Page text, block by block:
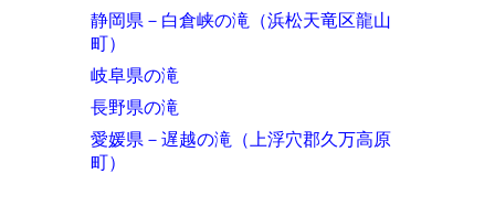
静岡県－白倉峡の滝（浜松天竜区龍山
町）
岐阜県の滝
長野県の滝
愛媛県－遅越の滝（上浮穴郡久万高原
町）